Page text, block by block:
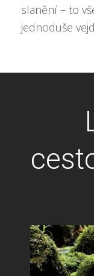
slanění – to
jednoduše